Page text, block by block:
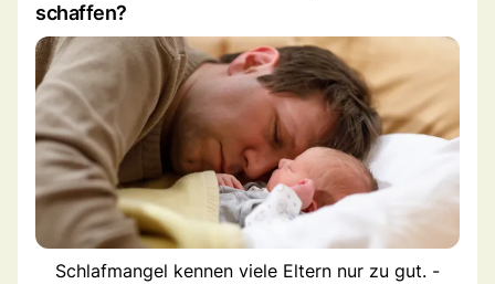
schaffen?
Schlafmangel kennen viele Eltern nur zu gut. -